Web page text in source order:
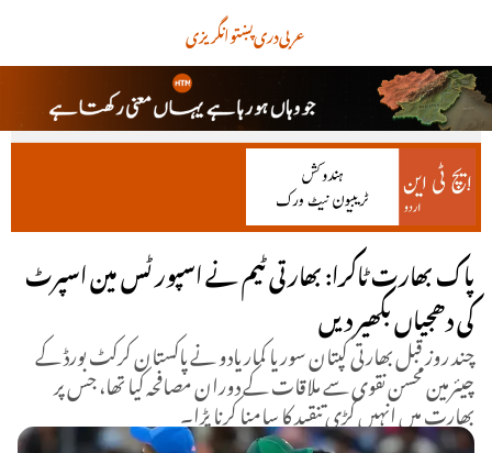
انگریزیپښتودریعربی
پاک بھارت ٹاکرا: بھارتی ٹیم نے اسپورٹس مین اسپرٹ
کی دھجیاں بکھیر دیں
چند روز قبل بھارتی کپتان سوریا کمار یادو نے پاکستان کرکٹ بورڈ کے
چیئرمین محسن نقوی سے ملاقات کے دوران مصافحہ کیا تھا، جس پر
بھارت میں انہیں کڑی تنقید کا سامنا کرنا پڑا۔